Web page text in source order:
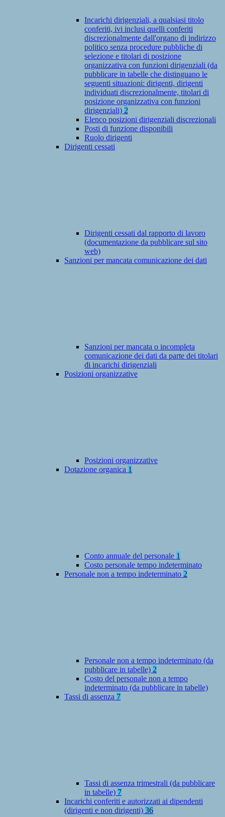
Incarichi dirigenziali, a qualsiasi titolo
conferiti, ivi inclusi quelli conferiti
discrezionalmente dall'organo di indirizzo
politico senza procedure pubbliche di
selezione e titolari di posizione
organizzativa con funzioni dirigenziali (da
pubblicare in tabelle che distinguano le
seguenti situazioni: dirigenti, dirigenti
individuati discrezionalmente, titolari di
posizione organizzativa con funzioni
dirigenziali) 2
Elenco posizioni dirigenziali discrezionali
Posti di funzione disponibili
Ruolo dirigenti
Dirigenti cessati
Dirigenti cessati dal rapporto di lavoro
(documentazione da pubblicare sul sito
web)
Sanzioni per mancata comunicazione dei dati
Sanzioni per mancata o incompleta
comunicazione dei dati da parte dei titolari
di incarichi dirigenziali
Posizioni organizzative
Posizioni organizzative
Dotazione organica 1
Conto annuale del personale 1
Costo personale tempo indeterminato
Personale non a tempo indeterminato 2
Personale non a tempo indeterminato (da
pubblicare in tabelle) 2
Costo del personale non a tempo
indeterminato (da pubblicare in tabelle)
Tassi di assenza 7
Tassi di assenza trimestrali (da pubblicare
in tabelle) 7
Incarichi conferiti e autorizzati ai dipendenti
(dirigenti e non dirigenti) 36